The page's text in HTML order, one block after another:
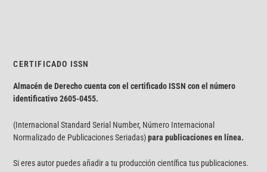
CERTIFICADO ISSN
Almacén de Derecho cuenta con el certificado ISSN con el número
identificativo2605-0455.
(Internacional Standard Serial Number, Número Internacional
Normalizado de Publicaciones Seriadas)para publicaciones en línea.
Si eres autor puedes añadir a tu producción científica tus publicaciones.